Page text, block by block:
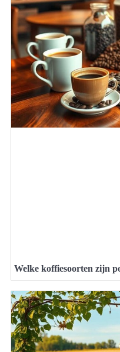
Welke koffiesoorten zijn